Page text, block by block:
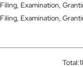
Filing, Examination,
Filing, Examination,
Total: